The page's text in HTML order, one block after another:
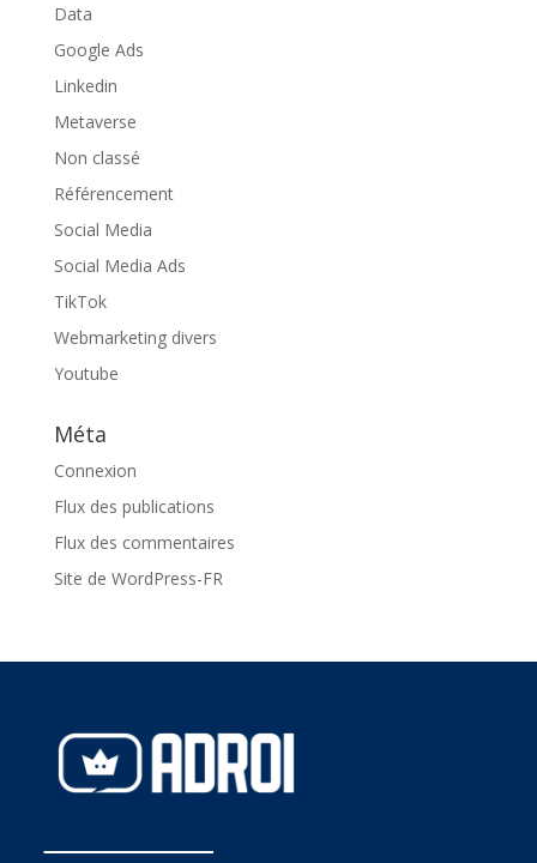
Data
Google Ads
Linkedin
Metaverse
Non classé
Référencement
Social Media
Social Media Ads
TikTok
Webmarketing divers
Youtube
Méta
Connexion
Flux des publications
Flux des commentaires
Site de WordPress-FR